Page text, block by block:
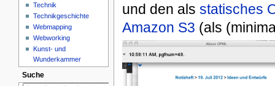
und den als statisches
Amazon S3 (als
Technik
Technikgeschichte
Webmapping
Webworking
Kunst- und
Wunderkammer
Suche